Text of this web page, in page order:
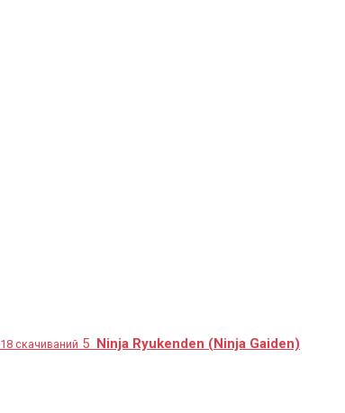
18 скачиваний 5 Ninja Ryukenden (Ninja Gaiden)